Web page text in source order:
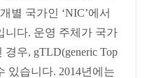
별 국가인 ‘NIC’에서
니다. 운영 주체가 국가
우, gTLD(generic Top
있습니다. 2014년에는